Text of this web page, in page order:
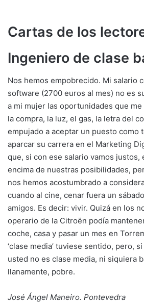
Cartas de los
Ingeniero de clase
Nos hemos empobrecido. Mi salario
software (2700 euros al mes) no es
a mi mujer las oportunidades que
la compra, la luz, el gas, la letra del
empujado a aceptar un puesto como
aparcar su carrera en el Marketing
que, si con ese salario vamos justos,
encima de nuestras posibilidades,
nos hemos acostumbrado a
cuando al cine, cenar fuera un
amigos. Es decir: vivir. Quizá en los
operario de la Citroën podía
coche, casa y pasar un mes en
‘clase media’ tuviese sentido, pero,
usted no es clase media, ni siquiera
llanamente, pobre.
José Ángel Maneiro. Pontevedra